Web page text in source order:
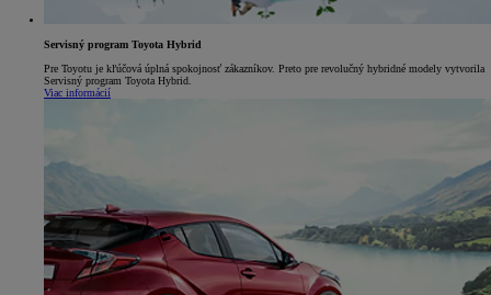
Servisný program Toyota Hybrid
Pre Toyotu je kľúčová úplná spokojnosť zákazníkov. Preto pre revolučný hybridné modely vytvorila
Servisný program Toyota Hybrid.
Viac informácií